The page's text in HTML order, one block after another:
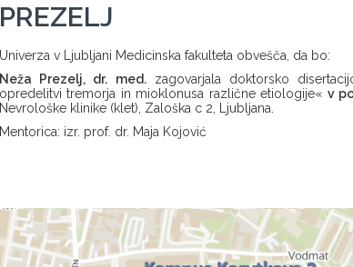
PREZELJ
Univerza v Ljubljani Medicinska fakulteta obvešča, da bo:
Neža Prezelj, dr. med.zagovarjala doktorsko
opredelitvi tremorja in mioklonusa različne etiologije« v
Nevrološke klinike (klet), Zaloška c 2, Ljubljana.
Mentorica: izr. prof. dr. Maja Kojović